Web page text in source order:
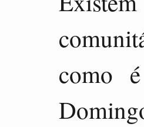
como